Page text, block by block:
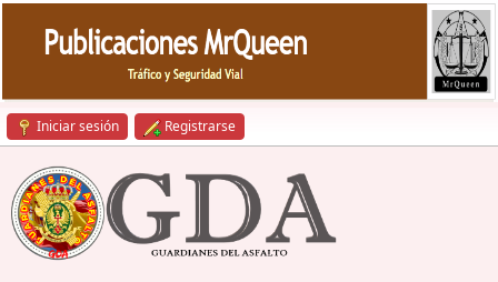
Iniciar sesión Registrarse